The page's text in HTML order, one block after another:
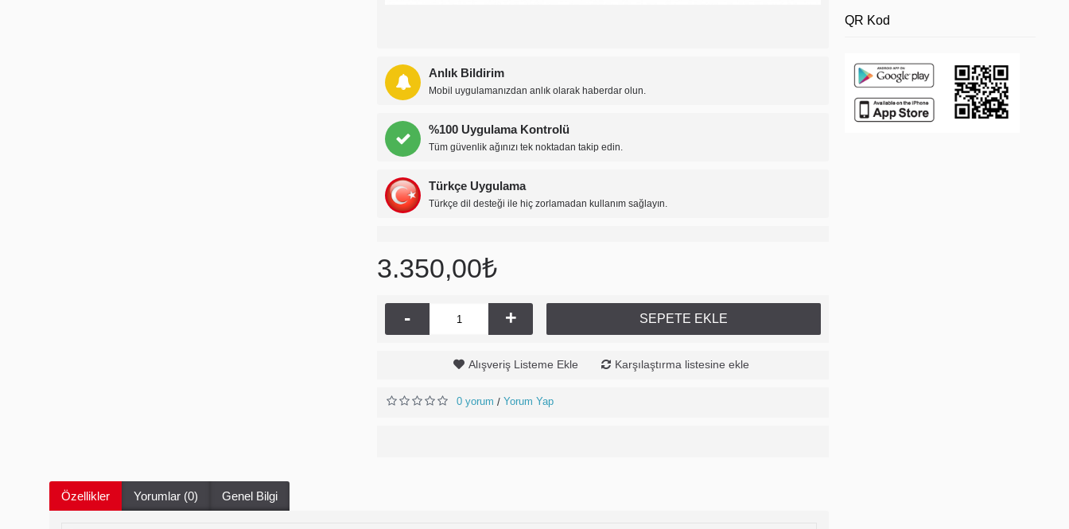
QR Kod
Anlık Bildirim
Mobil uygulamanızdan anlık olarak haberdar olun.
%100 Uygulama Kontrolü
Tüm güvenlik ağınızı tek noktadan takip edin.
Türkçe Uygulama
Türkçe dil desteği ile hiç zorlamadan kullanım sağlayın.
3.350,00₺
- + SEPETE EKLE
Alışveriş Listeme Ekle Karşılaştırma listesine ekle
0 yorum / Yorum Yap
Özellikler Yorumlar (0) Genel Bilgi